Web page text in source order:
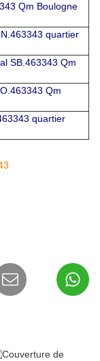
Qm Boulogne
quartier
SB.463343 Qm
Qm
quartier